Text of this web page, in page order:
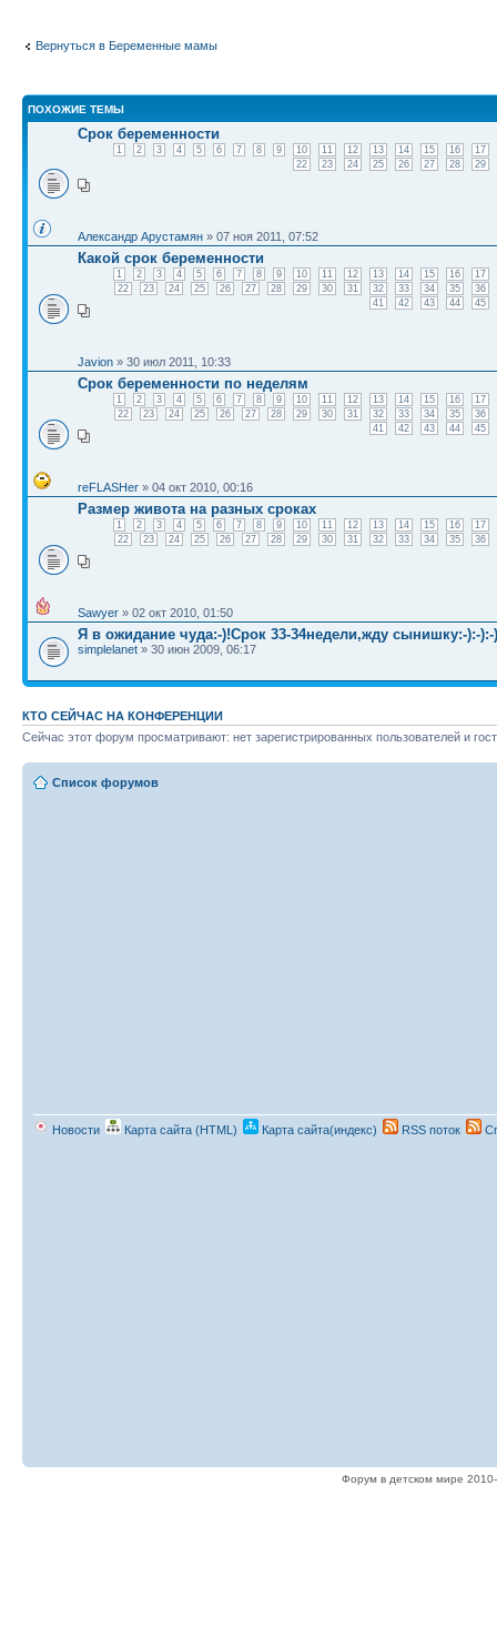
Вернуться в Беременные мамы
ПОХОЖИЕ ТЕМЫ
Срок беременности
1 2 3 4 5 6 7 8 9 10 11 12 13 14 15 16
17
22
23 24 25 26 27 28 29
Александр Арустамян » 07 ноя 2011, 07:52
Какой срок беременности
1 2 3 4 5 6 7 8 9 10 11 12 13 14 15 16
17
22
23 24 25 26 27 28 29 30 31 32 33 34 35
36
41
42 43 44 45
Javion » 30 июл 2011, 10:33
Срок беременности по неделям
1 2 3 4 5 6 7 8 9 10 11 12 13 14 15 16
17
22
23 24 25 26 27 28 29 30 31 32 33 34 35
36
41
42 43 44 45
reFLASHer » 04 окт 2010, 00:16
Размер живота на разных сроках
1 2 3 4 5 6 7 8 9 10 11 12 13 14 15 16
17
22
23 24 25 26 27 28 29 30 31 32 33 34 35 36
Sawyer » 02 окт 2010, 01:50
Я в ожидание чуда:-)!Срок 33-34недели,жду сынишку:-):-):-
simplelanet » 30 июн 2009, 06:17
КТО СЕЙЧАС НА КОНФЕРЕНЦИИ
Сейчас этот форум просматривают: нет зарегистрированных пользователей и
Список форумов
Новости Карта сайта (HTML) Карта сайта(индекс) RSS поток
Форум в детском мире